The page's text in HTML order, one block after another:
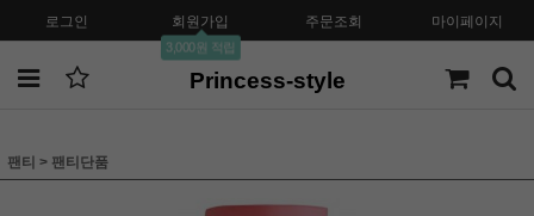
로그인 회원가입
3,000원 적립
주문조회 마이페이지
Princess-style
팬티 > 팬티단품